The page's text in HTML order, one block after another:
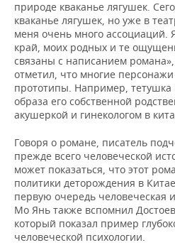
природе кваканье лягушек.
кваканье лягушек, но уже в
меня очень много
край, моих родных и те
связаны с написанием
отметил, что многие
прототипы. Например,
образа его собственной
акушеркой и гинекологом в
Говоря о романе, писатель
прежде всего человеческой
может показаться, что этот
политики деторождения в
первую очередь человеческая
Мо Янь также вспомнил
который показал пример
человеческой психологии.